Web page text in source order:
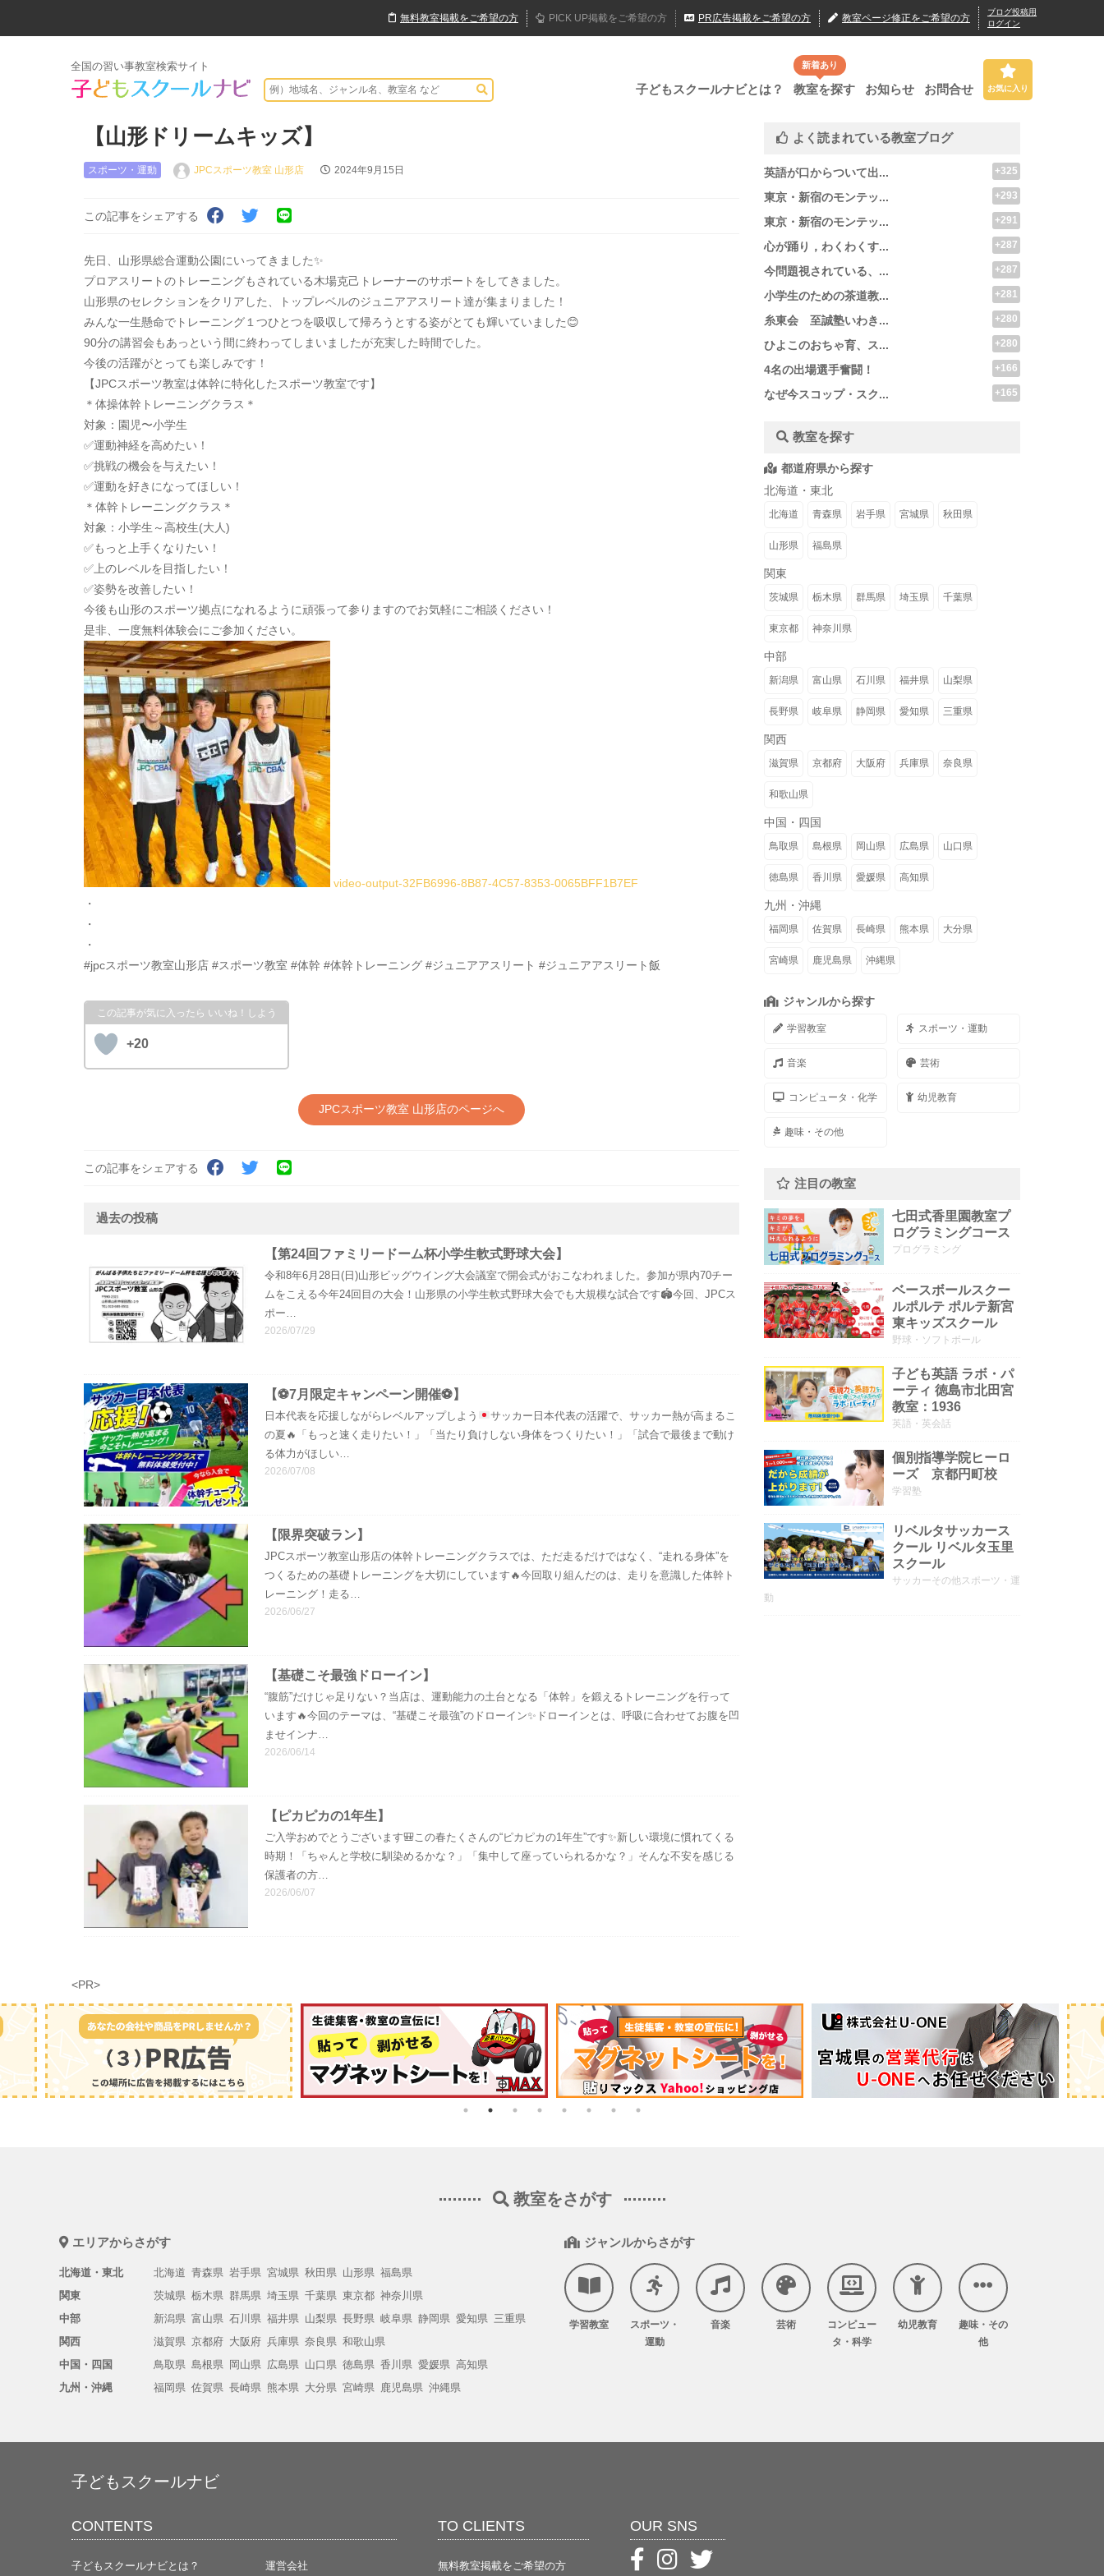
無料教室掲載をご希望の方 PICK UP掲載をご希望の方 PR広告掲載をご希望の方 教室ページ修正をご希望の方
ブログ投稿用
ログイン
全国の習い事教室検索サイト
子どもスクールナビとは？
新着あり
教室を探す お知らせ お問合せ お気に入り
【山形ドリームキッズ】
スポーツ・運動 JPCスポーツ教室 山形店 2024年9月15日
この記事をシェアする
先日、山形県総合運動公園にいってきました✨
プロアスリートのトレーニングもされている木場克己トレーナーのサポートをしてきました。
山形県のセレクションをクリアした、トップレベルのジュニアアスリート達が集まりました！
みんな一生懸命でトレーニング１つひとつを吸収して帰ろうとする姿がとても輝いていました😊
90分の講習会もあっという間に終わってしまいましたが充実した時間でした。
今後の活躍がとっても楽しみです！
【JPCスポーツ教室は体幹に特化したスポーツ教室です】
＊体操体幹トレーニングクラス＊
対象：園児〜小学生
✅運動神経を高めたい！
✅挑戦の機会を与えたい！
✅運動を好きになってほしい！
＊体幹トレーニングクラス＊
対象：小学生～高校生(大人)
✅もっと上手くなりたい！
✅上のレベルを目指したい！
✅姿勢を改善したい！
今後も山形のスポーツ拠点になれるように頑張って参りますのでお気軽にご相談ください！
是非、一度無料体験会にご参加ください。
video-output-32FB6996-8B87-4C57-8353-0065BFF1B7EF
・
・
・
#jpcスポーツ教室山形店 #スポーツ教室 #体幹 #体幹トレーニング #ジュニアアスリート #ジュニアアスリート飯
+20
JPCスポーツ教室 山形店のページへ
この記事をシェアする
過去の投稿
【第24回ファミリードーム杯小学生軟式野球大会】
令和8年6月28日(日)山形ビッグウイング大会議室で開会式がおこなわれました。参加が県内70チー
ムをこえる今年24回目の大会！山形県の小学生軟式野球大会でも大規模な試合です🏟️今回、JPCス
ポー…
2026/07/29
【⚽7月限定キャンペーン開催⚽️】
日本代表を応援しながらレベルアップしよう
サッカー日本代表の活躍で、サッカー熱が高まるこ
の夏 🔥 「もっと速く走りたい！」「当たり負けしない身体をつくりたい！」「試合で最後まで動け
る体力がほしい…
2026/07/08
【限界突破ラン】
JPCスポーツ教室山形店の体幹トレーニングクラスでは、ただ走るだけではなく、“走れる身体”を
つくるための基礎トレーニングを大切にしています🔥今回取り組んだのは、走りを意識した体幹ト
レーニング！走る…
2026/06/27
【基礎こそ最強ドローイン】
“腹筋”だけじゃ足りない？当店は、運動能力の土台となる「体幹」を鍛えるトレーニングを行って
います🔥今回のテーマは、“基礎こそ最強”のドローイン✨ドローインとは、呼吸に合わせてお腹を凹
ませインナ…
2026/06/14
【ピカピカの1年生】
ご入学おめでとうございます🎒この春たくさんの“ピカピカの1年生”です✨新しい環境に慣れてくる
時期！「ちゃんと学校に馴染めるかな？」「集中して座っていられるかな？」そんな不安を感じる
保護者の方…
2026/06/07
よく読まれている教室ブログ
英語が口からついて出... +325
東京・新宿のモンテッ... +293
東京・新宿のモンテッ... +291
心が踊り，わくわくす... +287
今問題視されている、... +287
小学生のための茶道教... +281
糸東会 至誠塾いわき... +280
ひよこのおちゃ育、ス... +280
4名の出場選手奮闘！ +166
なぜ今スコップ・スク... +165
教室を探す
都道府県から探す
北海道・東北
北海道 青森県 岩手県 宮城県 秋田県
山形県 福島県
関東
茨城県 栃木県 群馬県 埼玉県 千葉県
東京都 神奈川県
中部
新潟県 富山県 石川県 福井県 山梨県
長野県 岐阜県 静岡県 愛知県 三重県
関西
滋賀県 京都府 大阪府 兵庫県 奈良県
和歌山県
中国・四国
鳥取県 島根県 岡山県 広島県 山口県
徳島県 香川県 愛媛県 高知県
九州・沖縄
福岡県 佐賀県 長崎県 熊本県 大分県
宮崎県 鹿児島県 沖縄県
ジャンルから探す
学習教室 スポーツ・運動
音楽 芸術
コンピュータ・化学 幼児教育
趣味・その他
注目の教室
七田式香里園教室プ
ログラミングコース
プログラミング
ベースボールスクー
ルポルテ ポルテ新宮
東キッズスクール
野球・ソフトボール
子ども英語 ラボ・パ
ーティ 徳島市北田宮
教室：1936
英語・英会話
個別指導学院ヒーロ
ーズ 京都円町校
学習塾
リベルタサッカース
クール リベルタ玉里
スクール
サッカーその他スポーツ・運
動
<PR>
教室をさがす
エリアからさがす
北海道・東北 北海道 青森県 岩手県 宮城県 秋田県 山形県 福島県
関東
茨城県 栃木県 群馬県 埼玉県 千葉県 東京都 神奈川県
中部
新潟県 富山県 石川県 福井県 山梨県 長野県 岐阜県 静岡県 愛知県 三重県
関西
滋賀県 京都府 大阪府 兵庫県 奈良県 和歌山県
中国・四国
鳥取県 島根県 岡山県 広島県 山口県 徳島県 香川県 愛媛県 高知県
九州・沖縄
福岡県 佐賀県 長崎県 熊本県 大分県 宮崎県 鹿児島県 沖縄県
ジャンルからさがす
学習教室
スポーツ・
運動
音楽 芸術
コンピュー
タ・科学
幼児教育
趣味・その
他
子どもスクールナビ
CONTENTS
子どもスクールナビとは？ 運営会社
TO CLIENTS
無料教室掲載をご希望の方
OUR SNS